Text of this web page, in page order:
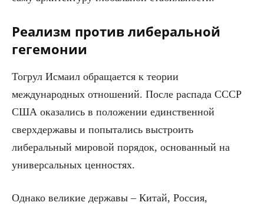
Реализм против либеральной
гегемонии
Тогрул Исмаил обращается к теории
международных отношений. После распада СССР
США оказались в положении единственной
сверхдержавы и попытались выстроить
либеральный мировой порядок, основанный на
универсальных ценностях.
Однако великие державы – Китай, Россия,